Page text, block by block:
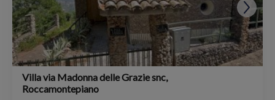
Villa via Madonna delle Grazie snc,
Roccamontepiano